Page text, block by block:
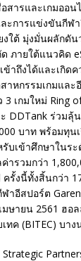
สารและเกมออ
ละการแข่งขันกี
ใต้ มุ่งมั่นผลักดัน
ภายใต้แนวคิด
าถึงได้และเกิดค
หกรรมเกมและ
เกมใหม่ Ring of
DDTank ร่วม
บาท พร้อมทุน
บเข้าศึกษาในร
รวมกว่า
ครั้งนี้ทั้งสิ้นกว่า
าอีสปอร์ต
ษายน 2561 ฮอ
ทค (BITEC) บาง